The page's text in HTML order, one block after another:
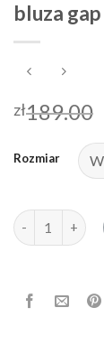
bluza gap
zł189.00
Rozmiar
ilość bluza gap